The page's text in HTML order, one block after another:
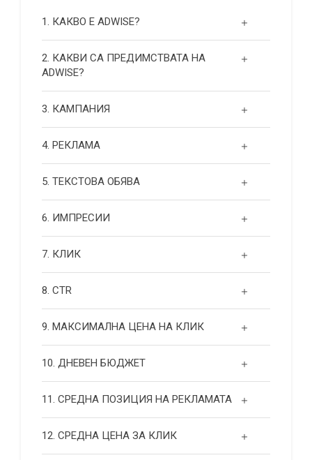
1. КАКВО Е ADWISE?
2. КАКВИ СА ПРЕДИМСТВАТА НА
ADWISE?
3. КАМПАНИЯ
4. РЕКЛАМА
5. ТЕКСТОВА ОБЯВА
6. ИМПРЕСИИ
7. КЛИК
8. CTR
9. МАКСИМАЛНА ЦЕНА НА КЛИК
10. ДНЕВЕН БЮДЖЕТ
11. СРЕДНА ПОЗИЦИЯ НА РЕКЛАМАТА
12. СРЕДНА ЦЕНА ЗА КЛИК